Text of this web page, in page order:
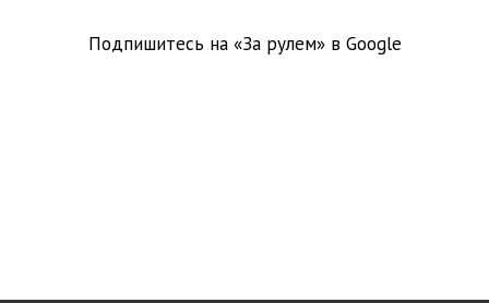
Подпишитесь на «За рулем» в Google